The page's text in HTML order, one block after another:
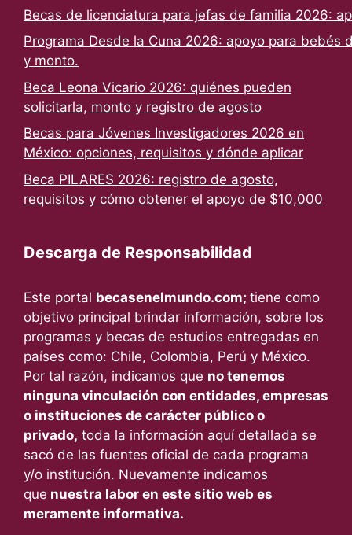
Becas de licenciatura para jefas de familia 2026:
Programa Desde la Cuna 2026: apoyo para bebés
y monto.
Beca Leona Vicario 2026: quiénes pueden
solicitarla, monto y registro de agosto
Becas para Jóvenes Investigadores 2026 en
México: opciones, requisitos y dónde aplicar
Beca PILARES 2026: registro de agosto,
requisitos y cómo obtener el apoyo de $10,000
Descarga de Responsabilidad
Este portal becasenelmundo.com; tiene como
objetivo principal brindar información, sobre los
programas y becas de estudios entregadas en
países como: Chile, Colombia, Perú y México.
Por tal razón, indicamos que no tenemos
ninguna vinculación con entidades, empresas
o instituciones de carácter público o
privado, toda la información aquí detallada se
sacó de las fuentes oficial de cada programa
y/o institución. Nuevamente indicamos
que nuestra labor en este sitio web es
meramente informativa.